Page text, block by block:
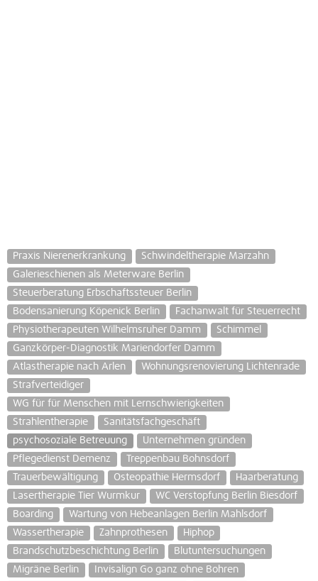
Praxis Nierenerkrankung
Schwindeltherapie Marzahn
Galerieschienen als Meterware Berlin
Steuerberatung Erbschaftssteuer Berlin
Bodensanierung Köpenick Berlin
Fachanwalt für Steuerrecht
Physiotherapeuten Wilhelmsruher Damm
Schimmel
Ganzkörper-Diagnostik Mariendorfer Damm
Atlastherapie nach Arlen
Wohnungsrenovierung Lichtenrade
Strafverteidiger
WG für für Menschen mit Lernschwierigkeiten
Strahlentherapie
Sanitätsfachgeschäft
psychosoziale Betreuung
Unternehmen gründen
Pflegedienst Demenz
Treppenbau Bohnsdorf
Trauerbewältigung
Osteopathie Hermsdorf
Haarberatung
Lasertherapie Tier Wurmkur
WC Verstopfung Berlin Biesdorf
Boarding
Wartung von Hebeanlagen Berlin Mahlsdorf
Wassertherapie
Zahnprothesen
Hiphop
Brandschutzbeschichtung Berlin
Blutuntersuchungen
Migräne Berlin
Invisalign Go ganz ohne Bohren